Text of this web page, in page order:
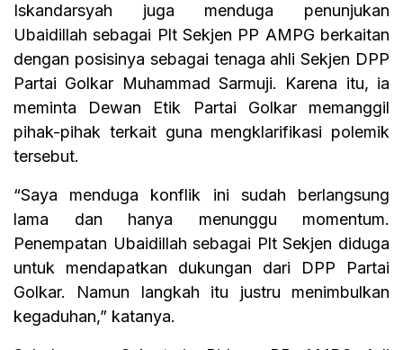
Iskandarsyah juga menduga penunjukan
Ubaidillah sebagai Plt Sekjen PP AMPG berkaitan
dengan posisinya sebagai tenaga ahli Sekjen DPP
Partai Golkar Muhammad Sarmuji. Karena itu, ia
meminta Dewan Etik Partai Golkar memanggil
pihak-pihak terkait guna mengklarifikasi polemik
tersebut.
“Saya menduga konflik ini sudah berlangsung
lama dan hanya menunggu momentum.
Penempatan Ubaidillah sebagai Plt Sekjen diduga
untuk mendapatkan dukungan dari DPP Partai
Golkar. Namun langkah itu justru menimbulkan
kegaduhan,” katanya.